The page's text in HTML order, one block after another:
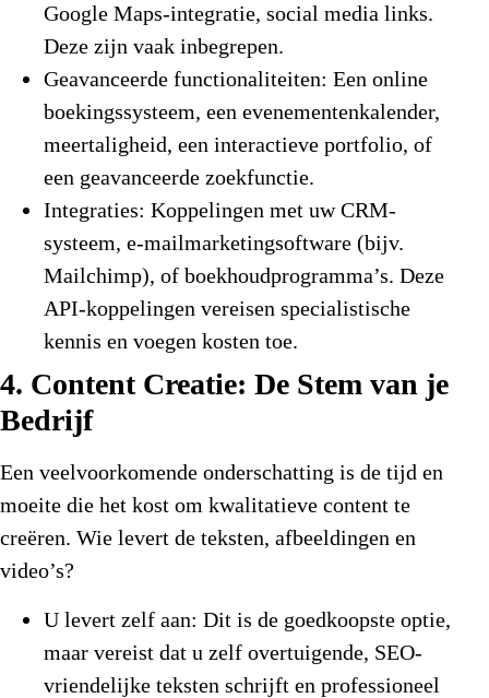
Google Maps-integratie, social media links.
Deze zijn vaak inbegrepen.
Geavanceerde functionaliteiten: Een online
boekingssysteem, een evenementenkalender,
meertaligheid, een interactieve portfolio, of
een geavanceerde zoekfunctie.
Integraties: Koppelingen met uw CRM-
systeem, e-mailmarketingsoftware (bijv.
Mailchimp), of boekhoudprogramma’s. Deze
API-koppelingen vereisen specialistische
kennis en voegen kosten toe.
4. Content Creatie: De Stem van je
Bedrijf
Een veelvoorkomende onderschatting is de tijd en
moeite die het kost om kwalitatieve content te
creëren. Wie levert de teksten, afbeeldingen en
video’s?
U levert zelf aan: Dit is de goedkoopste optie,
maar vereist dat u zelf overtuigende, SEO-
vriendelijke teksten schrijft en professioneel